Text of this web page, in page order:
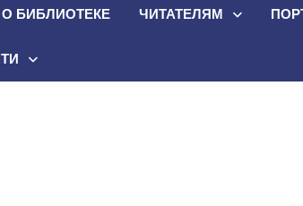
О БИБЛИОТЕКЕ ЧИТАТЕЛЯМ